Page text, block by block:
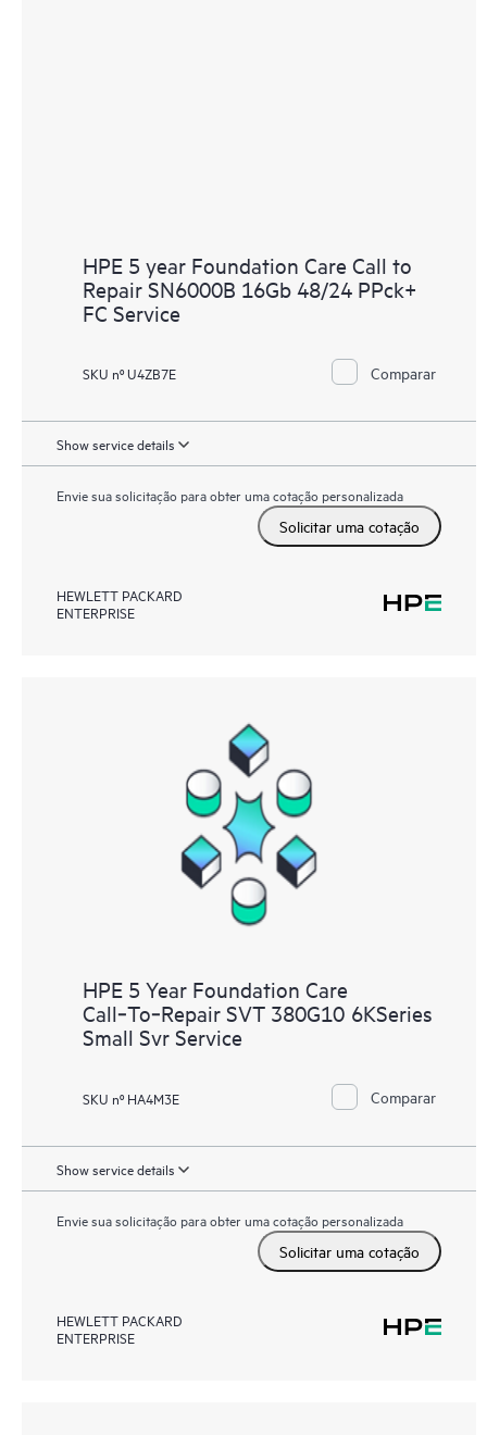
HPE 5 year Foundation Care Call to
Repair SN6000B 16Gb 48/24 PPck+
FC Service
SKU nº U4ZB7E Comparar
Show service details
Envie sua solicitação para obter uma cotação personalizada
Solicitar uma cotação
HEWLETT PACKARD
ENTERPRISE
HPE 5 Year Foundation Care
Call‑To‑Repair SVT 380G10 6KSeries
Small Svr Service
SKU nº HA4M3E Comparar
Show service details
Envie sua solicitação para obter uma cotação personalizada
Solicitar uma cotação
HEWLETT PACKARD
ENTERPRISE